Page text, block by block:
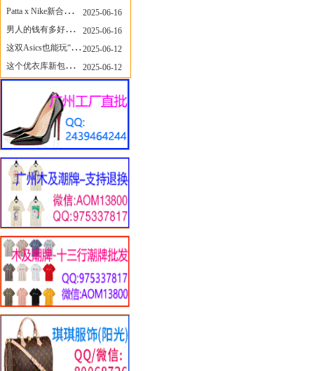
Patta x Nike新合作提前泄露，这次的服饰周边也有亮点？
2025-06-16
男人的钱有多好赚？四个大学生创业卖短裤，年销8个亿！
2025-06-16
这双Asics也能玩“牛仔感”？TOGA联名即将登场！
2025-06-12
这个优衣库新包，能火起来吗？
2025-06-12